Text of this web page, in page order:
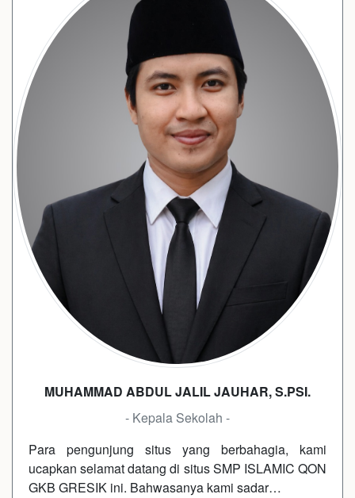
MUHAMMAD ABDUL JALIL JAUHAR, S.PSI.
- Kepala Sekolah -
Para pengunjung situs yang berbahagia, kami
ucapkan selamat datang di situs SMP ISLAMIC QON
GKB GRESIK ini. Bahwasanya kami sadar…